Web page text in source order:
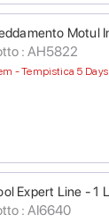
Motul
: AH5822
- Tempistica 5
Expert Line - 1
: AI6640